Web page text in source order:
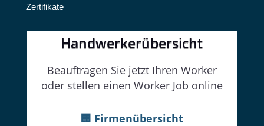
Zertifikate
Handwerkerübersicht
Beauftragen Sie jetzt Ihren Worker
oder stellen einen Worker Job online
🏢 Firmenübersicht